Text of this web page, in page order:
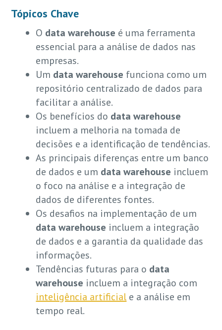
Tópicos Chave
O data warehouse é uma ferramenta
essencial para a análise de dados nas
empresas.
Um data warehouse funciona como um
repositório centralizado de dados para
facilitar a análise.
Os benefícios do data warehouse
incluem a melhoria na tomada de
decisões e a identificação de tendências.
As principais diferenças entre um banco
de dados e um data warehouse incluem
o foco na análise e a integração de
dados de diferentes fontes.
Os desafios na implementação de um
data warehouse incluem a integração
de dados e a garantia da qualidade das
informações.
Tendências futuras para o data
warehouse incluem a integração com
inteligência artificial e a análise em
tempo real.